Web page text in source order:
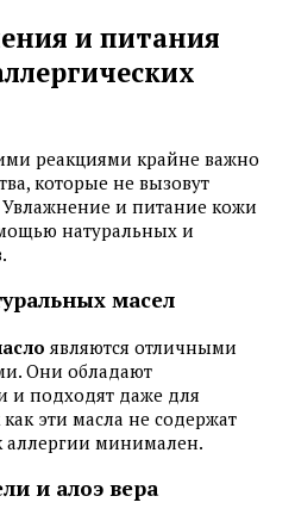
и питания
реакциями крайне важно
которые не вызовут
и питание кожи
натуральных и
масел
являются отличными
Они обладают
и подходят даже для
эти масла не содержат
аллергии минимален.
и алоэ вера